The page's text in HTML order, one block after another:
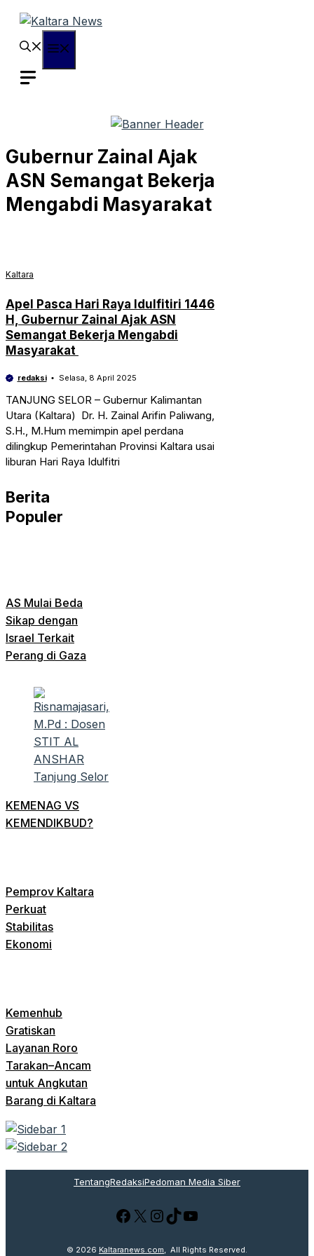
Langsung
Gubernur Zainal Ajak
ASN Semangat Bekerja
Mengabdi Masyarakat
Kaltara
Apel Pasca Hari Raya Idulfitiri 1446
H, Gubernur Zainal Ajak ASN
Semangat Bekerja Mengabdi
Masyarakat
redaksi Selasa, 8 April 2025
TANJUNG SELOR – Gubernur Kalimantan
Utara (Kaltara) Dr. H. Zainal Arifin Paliwang,
S.H., M.Hum memimpin apel perdana
dilingkup Pemerintahan Provinsi Kaltara usai
liburan Hari Raya Idulfitri
Berita
Populer
AS Mulai Beda
Sikap dengan
Israel Terkait
Perang di Gaza
KEMENAG VS
KEMENDIKBUD?
Pemprov Kaltara
Perkuat
Stabilitas
Ekonomi
Kemenhub
Gratiskan
Layanan Roro
Tarakan–Ancam
untuk Angkutan
Barang di Kaltara
TentangRedaksiPedoman Media Siber
Facebook
X Instagram
TikTok
YouTube
© 2026 Kaltaranews.com, All Rights Reserved.